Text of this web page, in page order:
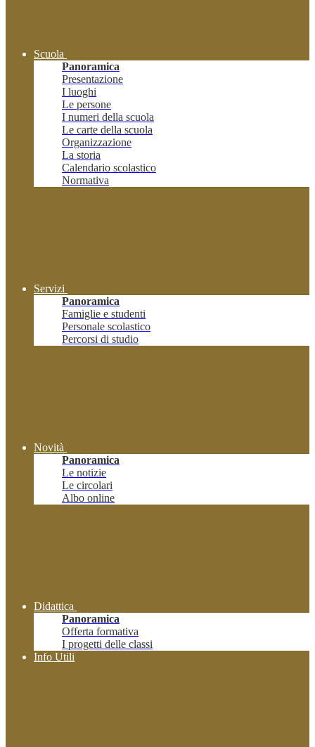
Scuola
Panoramica
Presentazione
I luoghi
Le persone
I numeri della scuola
Le carte della scuola
Organizzazione
La storia
Calendario scolastico
Normativa
Servizi
Panoramica
Famiglie e studenti
Personale scolastico
Percorsi di studio
Novità
Panoramica
Le notizie
Le circolari
Albo online
Didattica
Panoramica
Offerta formativa
I progetti delle classi
Info Utili